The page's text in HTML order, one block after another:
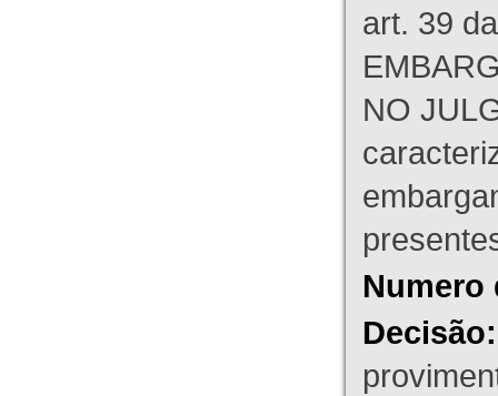
art. 39
NO
Numero
Decisão: